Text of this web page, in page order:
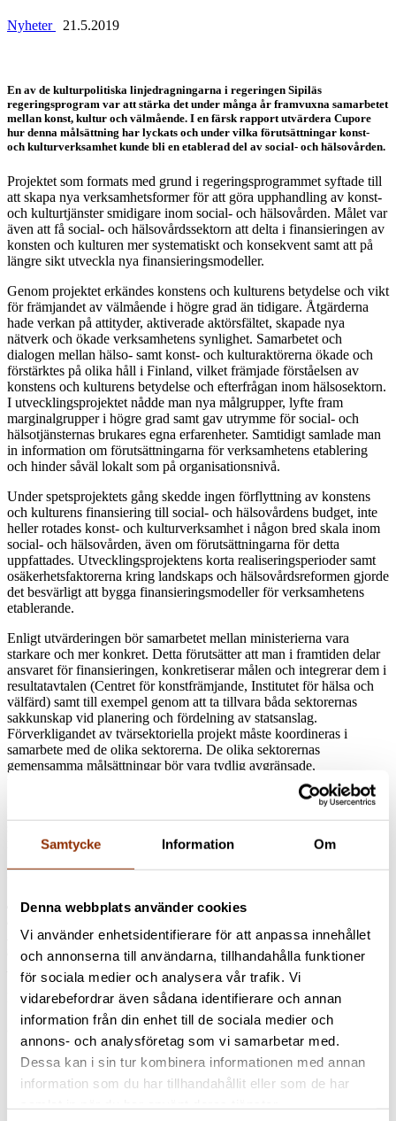
Samtycke Information Om
Denna webbplats använder cookies
Vi använder enhetsidentifierare för att anpassa innehållet
och annonserna till användarna, tillhandahålla funktioner
för sociala medier och analysera vår trafik. Vi
vidarebefordrar även sådana identifierare och annan
information från din enhet till de sociala medier och
annons- och analysföretag som vi samarbetar med.
Dessa kan i sin tur kombinera informationen med annan
information som du har tillhandahållit eller som de har
Nyheter 21.5.2019
En av de kulturpolitiska linjedragningarna i regeringen Sipiläs
regeringsprogram var att stärka det under många år framvuxna samarbetet
mellan konst, kultur och välmående. I en färsk rapport utvärdera Cupore
hur denna målsättning har lyckats och under vilka förutsättningar konst-
och kulturverksamhet kunde bli en etablerad del av social- och hälsovården.
Projektet som formats med grund i regeringsprogrammet syftade till
att skapa nya verksamhetsformer för att göra upphandling av konst-
och kulturtjänster smidigare inom social- och hälsovården. Målet var
även att få social- och hälsovårdssektorn att delta i finansieringen av
konsten och kulturen mer systematiskt och konsekvent samt att på
längre sikt utveckla nya finansieringsmodeller.
Genom projektet erkändes konstens och kulturens betydelse och vikt
för främjandet av välmående i högre grad än tidigare. Åtgärderna
hade verkan på attityder, aktiverade aktörsfältet, skapade nya
nätverk och ökade verksamhetens synlighet. Samarbetet och
dialogen mellan hälso- samt konst- och kulturaktörerna ökade och
förstärktes på olika håll i Finland, vilket främjade förståelsen av
konstens och kulturens betydelse och efterfrågan inom hälsosektorn.
I utvecklingsprojektet nådde man nya målgrupper, lyfte fram
marginalgrupper i högre grad samt gav utrymme för social- och
hälsotjänsternas brukares egna erfarenheter. Samtidigt samlade man
in information om förutsättningarna för verksamhetens etablering
och hinder såväl lokalt som på organisationsnivå.
Under spetsprojektets gång skedde ingen förflyttning av konstens
och kulturens finansiering till social- och hälsovårdens budget, inte
heller rotades konst- och kulturverksamhet i någon bred skala inom
social- och hälsovården, även om förutsättningarna för detta
uppfattades. Utvecklingsprojektens korta realiseringsperioder samt
osäkerhetsfaktorerna kring landskaps och hälsovårdsreformen gjorde
det besvärligt att bygga finansieringsmodeller för verksamhetens
etablerande.
Enligt utvärderingen bör samarbetet mellan ministerierna vara
starkare och mer konkret. Detta förutsätter att man i framtiden delar
ansvaret för finansieringen, konkretiserar målen och integrerar dem i
resultatavtalen (Centret för konstfrämjande, Institutet för hälsa och
välfärd) samt till exempel genom att ta tillvara båda sektorernas
sakkunskap vid planering och fördelning av statsanslag.
Förverkligandet av tvärsektoriella projekt måste koordineras i
samarbete med de olika sektorerna. De olika sektorernas
gemensamma målsättningar bör vara tydlig avgränsade,
tvärsektoriella och i linje med andra pågående program och projekt.
Konstens och kulturens integrering i främjandet av välmående bör
nivåer, med en gemensam strävan efter att främja ett gott liv.
Rapporten med en sammanfattning på svenska kan laddas ner:
Jakonen, Olli ja Lahtinen, Emmi 2019. Taide, kulttuuri ja
hyvinvointi. Hallitusohjelman kulttuurin kärkihankkeen arviointi:
Prosenttitaiteen periaatteen laajentaminen yhteistyössä sosiaali- ja
terveydenhuollon kanssa. Cuporen verkkojulkaisuja 53.
Kulttuuripolitiikan tutkimuskeskus Cupore.
Bild: Lukas Budimaier/Unsplash.
Jaa artikkeli